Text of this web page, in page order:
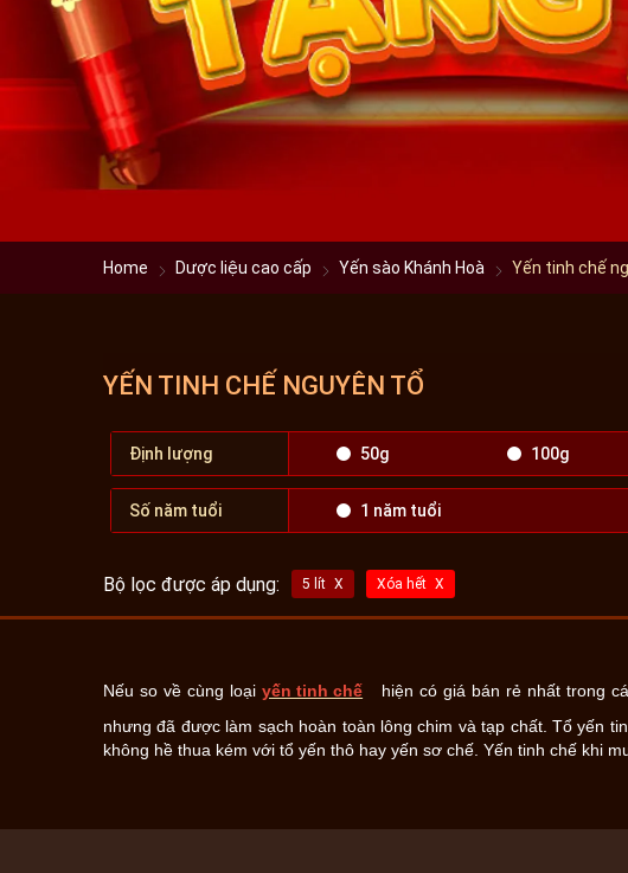
Home Dược liệu cao cấp Yến sào Khánh Hoà Yến tinh chế
YẾN TINH CHẾ NGUYÊN TỔ
Định lượng 50g 100g
Số năm tuổi 1 năm tuổi
Bộ lọc được áp dụng: 5 lít Xóa hết
Nếu so về cùng loạiyến tinh chế
hiện có giá bán rẻ nhất trong
nhưng đã được làm sạch hoàn toàn lông chim và tạp chất. Tổ yến
không hề thua kém với tổ yến thô hay yến sơ chế. Yến tinh chế khi